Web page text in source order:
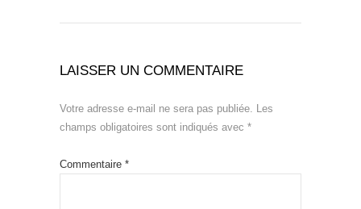
LAISSER UN COMMENTAIRE
Votre adresse e-mail ne sera pas publiée. Les
champs obligatoires sont indiqués avec *
Commentaire *